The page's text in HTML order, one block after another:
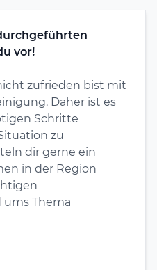
vor!
zufrieden bist mit
Daher ist es
Schritte
zu
dir gerne ein
in der Region
Thema